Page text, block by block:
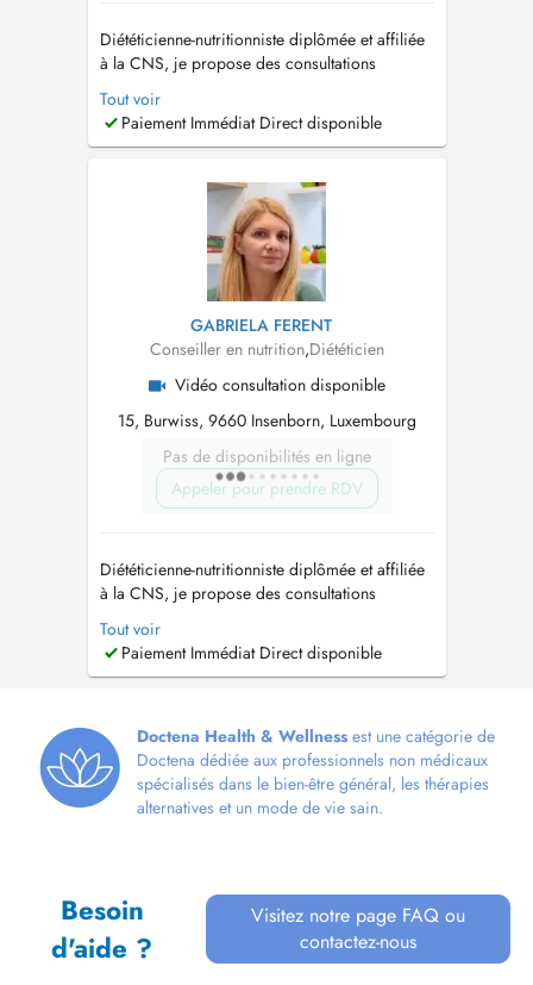
Diététicienne-nutritionniste diplômée et affiliée
à la CNS, je propose des consultations
nutritionnelles personnalisées à Luxembourg-
Ville, Ettelbruck et Insenborn, ainsi qu'en
téléconsultation pour le suivi. Forte de plus de
tout âges, adolescents, adult...
Tout voir
Paiement Immédiat Direct disponible
GABRIELA FERENT
Conseiller en nutrition,Diététicien
Vidéo consultation disponible
15, Burwiss, 9660 Insenborn, Luxembourg
Pas de disponibilités en ligne
Appeler pour prendre RDV
Diététicienne-nutritionniste diplômée et affiliée
à la CNS, je propose des consultations
nutritionnelles personnalisées à Luxembourg-
Ville, Ettelbruck et Insenborn, ainsi qu'en
téléconsultation pour le suivi. Forte de plus de
Tout voir
Paiement Immédiat Direct disponible
Doctena Health & Wellness est une catégorie de
Doctena dédiée aux professionnels non médicaux
spécialisés dans le bien-être général, les thérapies
alternatives et un mode de vie sain.
Besoin
d'aide ?
Visitez notre page FAQ ou
contactez-nous